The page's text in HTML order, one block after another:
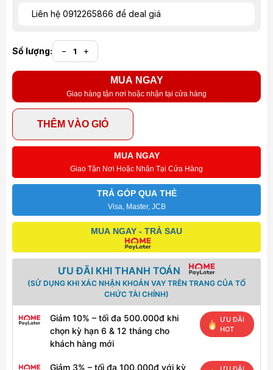
Liên hệ 0912265866 để deal giá
Số lượng: − +
MUA NGAY
Giao hàng tận nơi hoặc nhận tại cửa hàng
THÊM VÀO GIỎ
MUA NGAY
Giao Tận Nơi Hoặc Nhận Tại Cửa Hàng
TRẢ GÓP QUA THẺ
Visa, Master, JCB
MUA NGAY - TRẢ SAU
ƯU ĐÃI KHI THANH TOÁN
(SỬ DỤNG KHI XÁC NHẬN KHOẢN VAY TRÊN TRANG CỦA TỔ
CHỨC TÀI CHÍNH)
Giảm 10% – tối đa 500.000đ khi
chọn kỳ hạn 6 & 12 tháng cho
khách hàng mới
ƯU ĐÃI
HOT
Giảm 3% – tối đa 100.000đ với kỳ